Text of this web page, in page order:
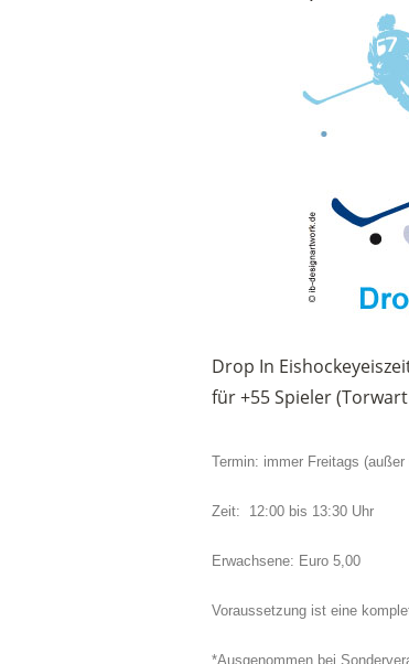
Drop In
für +55 Spieler
Termin: immer Freitags (außer
Zeit: 12:00 bis 13:30 Uhr
Erwachsene: Euro 5,00
Voraussetzung ist eine
*Ausgenommen bei